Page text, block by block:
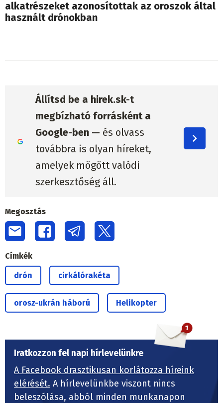
alkatrészeket azonosítottak az oroszok által
használt drónokban
Állítsd be a hirek.sk-t
megbízható forrásként a
Google-ben — és olvass
továbbra is olyan híreket,
amelyek mögött valódi
szerkesztőség áll.
Megosztás
Címkék
drón cirkálórakéta
orosz-ukrán háború Helikopter
Iratkozzon fel napi hírlevelünkre
A Facebook drasztikusan korlátozza híreink
elérését. A hírlevelünkbe viszont nincs
beleszólása, abból minden munkanapon